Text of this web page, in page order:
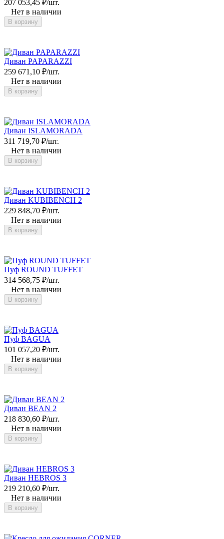
207 053,45 ₽/шт.
Нет в наличии
В корзину
Диван PAPARAZZI
259 671,10 ₽/шт.
Нет в наличии
В корзину
Диван ISLAMORADA
311 719,70 ₽/шт.
Нет в наличии
В корзину
Диван KUBIBENCH 2
229 848,70 ₽/шт.
Нет в наличии
В корзину
Пуф ROUND TUFFET
314 568,75 ₽/шт.
Нет в наличии
В корзину
Пуф BAGUA
101 057,20 ₽/шт.
Нет в наличии
В корзину
Диван BEAN 2
218 830,60 ₽/шт.
Нет в наличии
В корзину
Диван HEBROS 3
219 210,60 ₽/шт.
Нет в наличии
В корзину